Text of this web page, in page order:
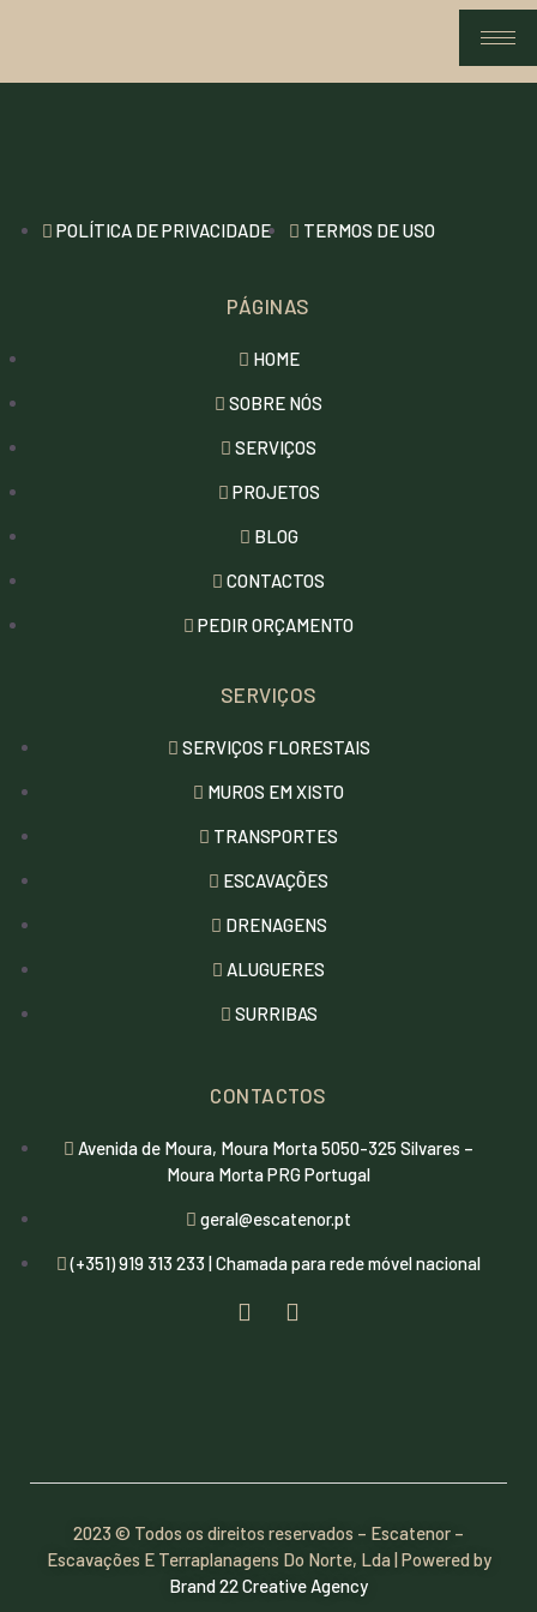
POLÍTICA DE PRIVACIDADE TERMOS DE USO
PÁGINAS
HOME
SOBRE NÓS
SERVIÇOS
PROJETOS
BLOG
CONTACTOS
PEDIR ORÇAMENTO
SERVIÇOS
SERVIÇOS FLORESTAIS
MUROS EM XISTO
TRANSPORTES
ESCAVAÇÕES
DRENAGENS
ALUGUERES
SURRIBAS
CONTACTOS
Avenida de Moura, Moura Morta 5050-325 Silvares –
Moura Morta PRG Portugal
geral@escatenor.pt
(+351) 919 313 233 | Chamada para rede móvel nacional
2023 © Todos os direitos reservados – Escatenor –
Escavações E Terraplanagens Do Norte, Lda | Powered by
Brand 22 Creative Agency